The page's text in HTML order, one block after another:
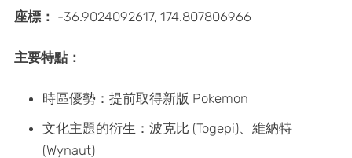
座標： -36.9024092617, 174.807806966
主要特點：
時區優勢：提前取得新版 Pokemon
文化主題的衍生：波克比 (Togepi)、維納特
(Wynaut)